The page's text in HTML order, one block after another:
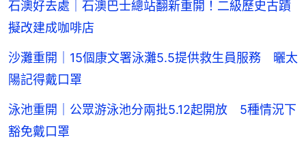
石澳好去處｜石澳巴士總站翻新重開！二級歷史古蹟
擬改建成咖啡店
沙灘重開｜15個康文署泳灘5.5提供救生員服務 曬太
陽記得戴口罩
泳池重開｜公眾游泳池分兩批5.12起開放 5種情況下
豁免戴口罩